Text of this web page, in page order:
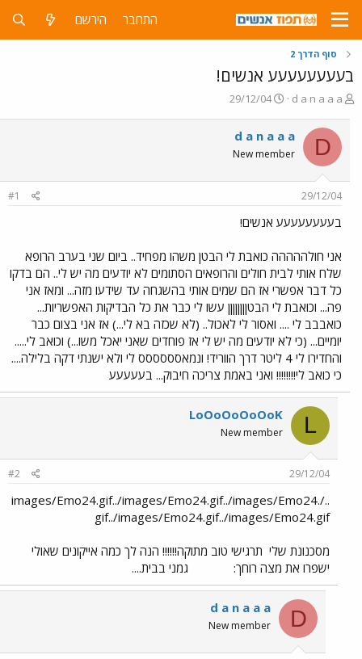
התחבר הירשם
סוף הדרך 2
בעעעעעעעע אנשים!
פ
ח
ה
ו
ש
d a n a a a
פ
ס
ם
ת
י
29/12/04
D
d a n a a a
New member
29/12/04
#1
בעעעעעעעע אנשים!
אני חולההההה כואבת לי הבטן משהו מפחיד.. ביום שני בערב הרופא
שלח אותי לבית חולים והרופאים הסתומים לא יודעים מה יש לי.. הם בדקו
כל דבר אפשרי אז הם שמים אותי בהשגחה עד שידעו מזה... ומאז אני
פה... וכואבת לי הבטןןןןןןןן עשו לי כבר את כל הבדיקות האפשריות...
כואבבב לי .... ואסור לי לאכול.. (לא שכזה בא לי...) אז אני בצום כבר
יומיים... (כי לא יודעים מה יש לי אז פוחדים שאני יאכל משו...) וכואב לי.....
והחדירו לי 4 ליטר דרך הווריד! ונמאסססססס לי ולא ישנתי דקה בלילה....
כי כואב לי!!!!!!!! ואני באמת צריכה חיבוק... בעעעעע
L
LoOoOoOoOoK
New member
29/12/04
#2
../images/Emo24.gif../images/Emo24.gif../images/Emo24.
gif../images/Emo24.gif../images/Emo24.gif
מסכנונת שלי תרגישי טוב מתוקה!!!!!! הנה לך כמה אייקונים שאולי
ישפרו את מצה רוחך:
גמני בבית....
D
d a n a a a
New member